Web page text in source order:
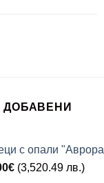
ДОБАВЕНИ
с опали
€ (3,520.49 лв.)